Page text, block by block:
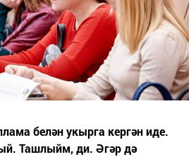
белән укырга кергән иде.
Ташлыйм, ди. Әгәр дә